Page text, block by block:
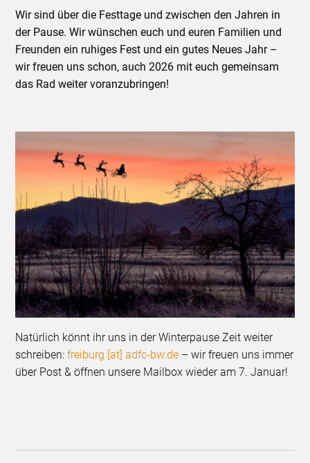
Wir sind über die Festtage und zwischen den Jahren in
der Pause. Wir wünschen euch und euren Familien und
Freunden ein ruhiges Fest und ein gutes Neues Jahr –
wir freuen uns schon, auch 2026 mit euch gemeinsam
das Rad weiter voranzubringen!
Natürlich könnt ihr uns in der Winterpause Zeit weiter
schreiben:freiburg [at] adfc-bw.de – wir freuen uns immer
über Post & öffnen unsere Mailbox wieder am 7. Januar!